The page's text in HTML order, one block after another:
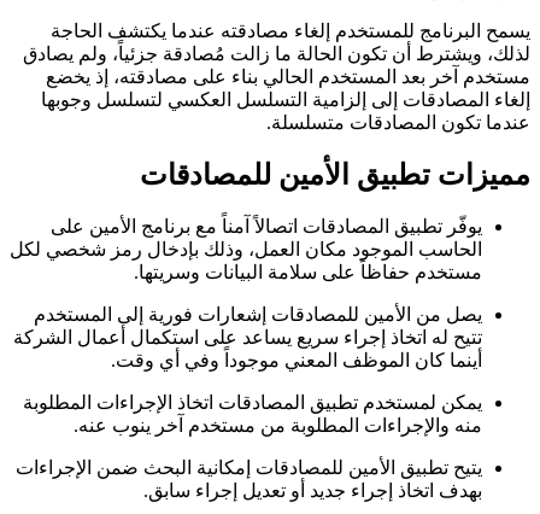
يسمح البرنامج للمستخدم إلغاء مصادقته عندما يكتشف الحاجة
لذلك، ويشترط أن تكون الحالة ما زالت مُصادقة جزئياً، ولم يصادق
مستخدم آخر بعد المستخدم الحالي بناء على مصادقته، إذ يخضع
إلغاء المصادقات إلى إلزامية التسلسل العكسي لتسلسل وجوبها
عندما تكون المصادقات متسلسلة.
مميزات تطبيق الأمين للمصادقات
يوفّر تطبيق المصادقات اتصالاً آمناً مع برنامج الأمين على
الحاسب الموجود مكان العمل، وذلك بإدخال رمز شخصي لكل
مستخدم حفاظاً على سلامة البيانات وسريتها.
يصل من الأمين للمصادقات إشعارات فورية إلى المستخدم
تتيح له اتخاذ إجراء سريع يساعد على استكمال أعمال الشركة
أينما كان الموظف المعني موجوداً وفي أي وقت.
يمكن لمستخدم تطبيق المصادقات اتخاذ الإجراءات المطلوبة
منه والإجراءات المطلوبة من مستخدم آخر ينوب عنه.
يتيح تطبيق الأمين للمصادقات إمكانية البحث ضمن الإجراءات
بهدف اتخاذ إجراء جديد أو تعديل إجراء سابق.